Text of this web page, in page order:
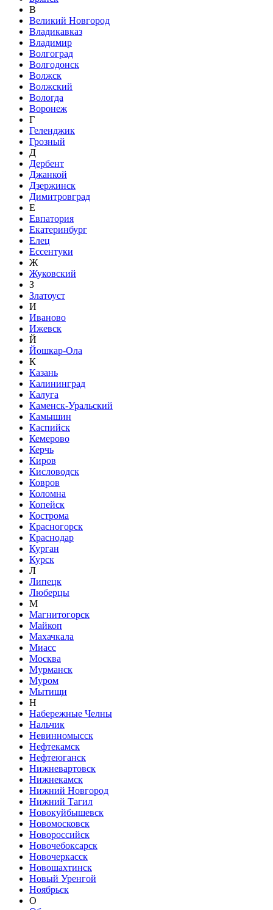
В
Великий Новгород
Владикавказ
Владимир
Волгоград
Волгодонск
Волжск
Волжский
Вологда
Воронеж
Г
Геленджик
Грозный
Д
Дербент
Джанкой
Дзержинск
Димитровград
Е
Евпатория
Екатеринбург
Елец
Ессентуки
Ж
Жуковский
З
Златоуст
И
Иваново
Ижевск
Й
Йошкар-Ола
К
Казань
Калининград
Калуга
Каменск-Уральский
Камышин
Каспийск
Кемерово
Керчь
Киров
Кисловодск
Ковров
Коломна
Копейск
Кострома
Красногорск
Краснодар
Курган
Курск
Л
Липецк
Люберцы
М
Магнитогорск
Майкоп
Махачкала
Миасс
Москва
Мурманск
Муром
Мытищи
Н
Набережные Челны
Нальчик
Невинномысск
Нефтекамск
Нефтеюганск
Нижневартовск
Нижнекамск
Нижний Новгород
Нижний Тагил
Новокуйбышевск
Новомосковск
Новороссийск
Новочебоксарск
Новочеркасск
Новошахтинск
Новый Уренгой
Ноябрьск
О